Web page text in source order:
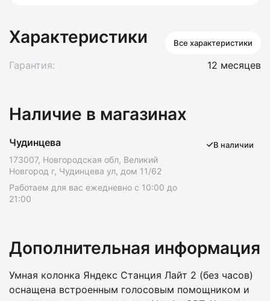
Характеристики Все характеристики
Гарантия: 12 месяцев
Наличие в магазинах
Чудинцева
173007, Новгородская обл, Великий
Новгород г, Чудинцева ул, дом 11/62
Работаем для вас ежедневно с 10:00 до
21:00
В наличии
Дополнительная информация
Умная колонка Яндекс Станция Лайт 2 (без часов)
оснащена встроенным голосовым помощником и